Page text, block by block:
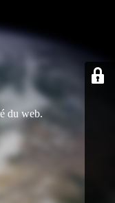
du web.